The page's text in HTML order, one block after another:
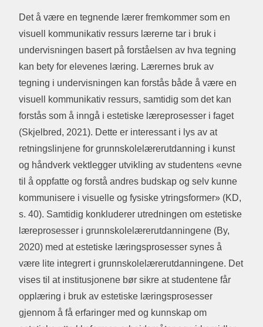
Det å være en tegnende lærer fremkommer som en
visuell kommunikativ ressurs lærerne tar i bruk i
undervisningen basert på forståelsen av hva tegning
kan bety for elevenes læring. Lærernes bruk av
tegning i undervisningen kan forstås både å være en
visuell kommunikativ ressurs, samtidig som det kan
forstås som å inngå i estetiske læreprosesser i faget
(Skjelbred, 2021). Dette er interessant i lys av at
retningslinjene for grunnskolelærerutdanning i kunst
og håndverk vektlegger utvikling av studentens «evne
til å oppfatte og forstå andres budskap og selv kunne
kommunisere i visuelle og fysiske ytringsformer» (KD,
s. 40). Samtidig konkluderer utredningen om estetiske
læreprosesser i grunnskolelærerutdanningene (By,
2020) med at estetiske læringsprosesser synes å
være lite integrert i grunnskolelærerutdanningene. Det
vises til at institusjonene bør sikre at studentene får
opplæring i bruk av estetiske læringsprosesser
gjennom å få erfaringer med og kunnskap om